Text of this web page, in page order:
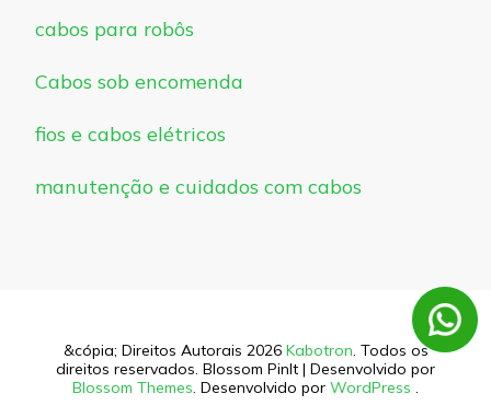
cabos para robôs
Cabos sob encomenda
fios e cabos elétricos
manutenção e cuidados com cabos
&cópia; Direitos Autorais 2026 Kabotron. Todos os
direitos reservados. Blossom PinIt | Desenvolvido por
Blossom Themes. Desenvolvido por WordPress .